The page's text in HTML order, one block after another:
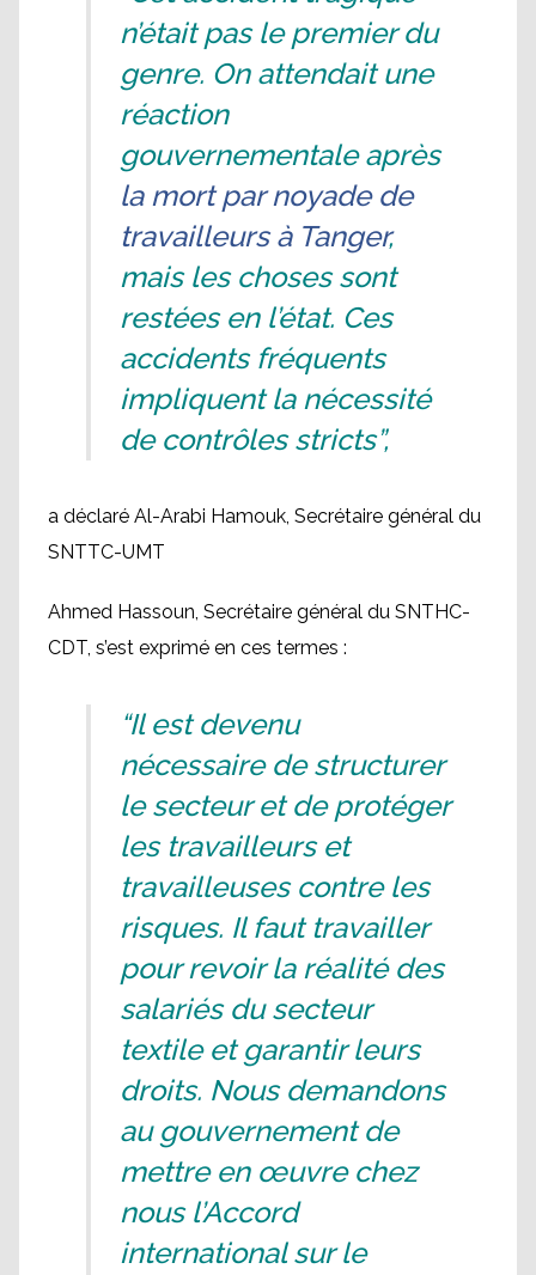
n’était pas le premier du
genre. On attendait une
réaction
gouvernementale après
la mort par noyade de
travailleurs à Tanger,
mais les choses sont
restées en l’état. Ces
accidents fréquents
impliquent la nécessité
de contrôles stricts”,
a déclaré Al-Arabi Hamouk, Secrétaire général du
SNTTC-UMT
Ahmed Hassoun, Secrétaire général du SNTHC-
CDT, s’est exprimé en ces termes :
“Il est devenu
nécessaire de structurer
le secteur et de protéger
les travailleurs et
travailleuses contre les
risques. Il faut travailler
pour revoir la réalité des
salariés du secteur
textile et garantir leurs
droits. Nous demandons
au gouvernement de
mettre en œuvre chez
nous l’Accord
international sur le